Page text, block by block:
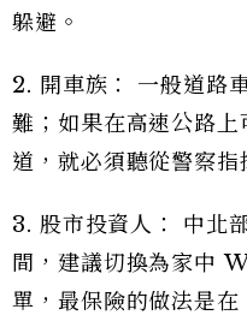
躲避。
2. 開車族： 一般道路
難；如果在高速公路
道，就必須聽從警察指
3. 股市投資人： 中北
間，建議切換為家中
單，最保險的做法是